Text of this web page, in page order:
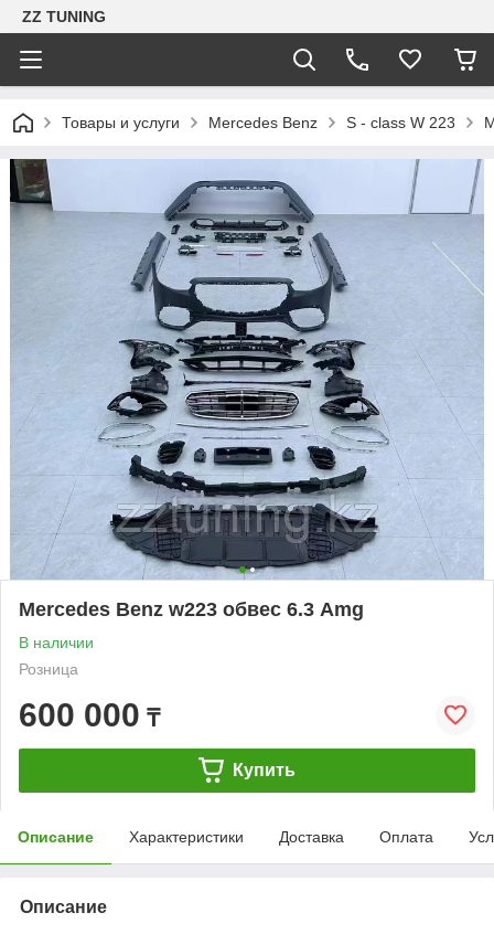
ZZ TUNING
Товары и услуги Mercedes Benz S - class W 223
Mercedes Benz w223 обвес 6.3 Amg
В наличии
Розница
600 000 ₸
Купить
Описание Характеристики Доставка Оплата
Описание